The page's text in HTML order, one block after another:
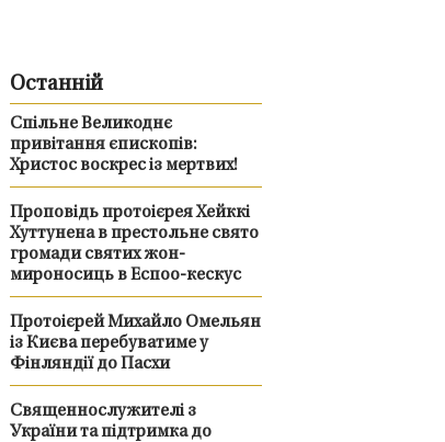
Останній
Спільне Великоднє
привітання єпископів:
Христос воскрес із мертвих!
Проповідь протоієрея Хейккі
Хуттунена в престольне свято
громади святих жон-
мироносиць в Еспоо-кескус
Протоієрей Михайло Омельян
із Києва перебуватиме у
Фінляндії до Пасхи
Священнослужителі з
України та підтримка до